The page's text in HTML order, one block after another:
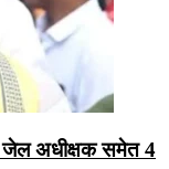
जेल अधीक्षक समेत 4